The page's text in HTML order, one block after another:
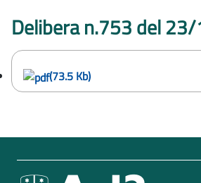
Delibera n.753 del
(73.5 Kb)